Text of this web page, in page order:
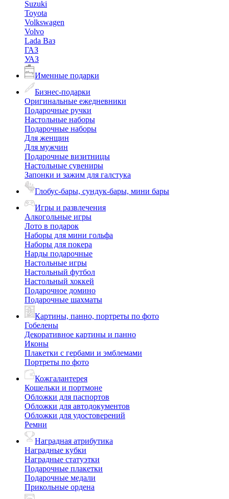
Suzuki
Toyota
Volkswagen
Volvo
Lada Ваз
ГАЗ
УАЗ
Именные подарки
Бизнес-подарки
Оригинальные ежедневники
Подарочные ручки
Настольные наборы
Подарочные наборы
Для женщин
Для мужчин
Подарочные визитницы
Настольные сувениры
Запонки и зажим для галстука
Глобус-бары, сундук-бары, мини бары
Игры и развлечения
Алкогольные игры
Лото в подарок
Наборы для мини гольфа
Наборы для покера
Нарды подарочные
Настольные игры
Настольный футбол
Настольный хоккей
Подарочное домино
Подарочные шахматы
Картины, панно, портреты по фото
Гобелены
Декоративное картины и панно
Иконы
Плакетки с гербами и эмблемами
Портреты по фото
Кожгалантерея
Кошельки и портмоне
Обложки для паспортов
Обложки для автодокументов
Обложки для удостоверений
Ремни
Наградная атрибутика
Наградные кубки
Наградные статуэтки
Подарочные плакетки
Подарочные медали
Прикольные ордена